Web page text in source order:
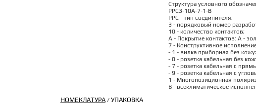
Структура условного
РРС3-10А-7-1-В
РРС - тип соединителя;
3 - порядковый номер
10 - количество контактов;
А - Покрытие контактов: А -
7 - Конструктивное
- 1 - вилка приборная без
- 0 - розетка кабельная без
- 7 - розетка кабельная с
- 9 - розетка кабельная с
1 - Многопозиционная
В - всеклиматическое
НОМЕКЛАТУРА/ УПАКОВКА